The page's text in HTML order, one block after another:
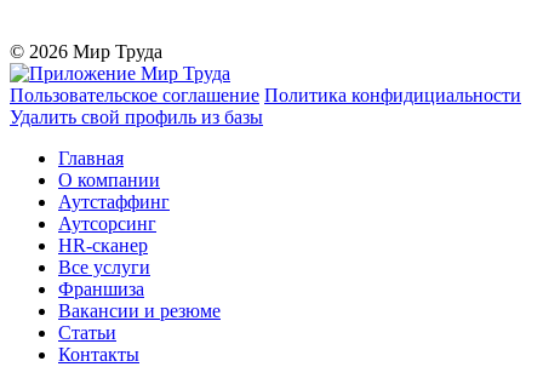
© 2026 Мир Труда
Пользовательское соглашение Политика конфидициальности
Удалить свой профиль из базы
Главная
О компании
Аутстаффинг
Аутсорсинг
HR-сканер
Все услуги
Франшиза
Вакансии и резюме
Статьи
Контакты